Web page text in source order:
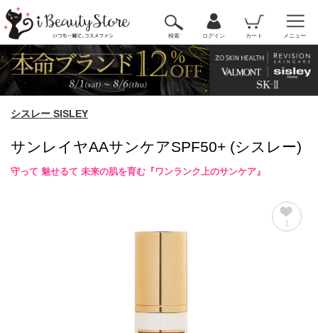
検索 ログイン カート メニュー
シスレー SISLEY
サンレイヤAAサンケアSPF50+ (シスレー)
守って 魅せるて 未来の肌を育む『ワンランク上のサンケア』
1